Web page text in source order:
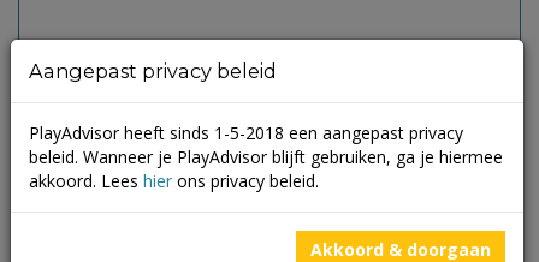
Aangepast privacy beleid
PlayAdvisor heeft sinds 1-5-2018 een aangepast privacy
beleid. Wanneer je PlayAdvisor blijft gebruiken, ga je hiermee
akkoord. Lees hier ons privacy beleid.
Akkoord & doorgaan